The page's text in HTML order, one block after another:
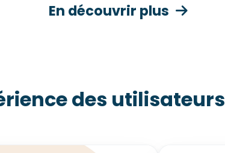
En découvrir plus
des utilisateurs